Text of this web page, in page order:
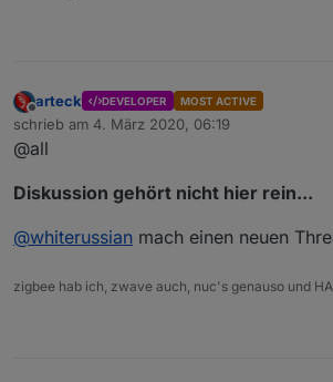
Offline
arteck DEVELOPER MOST ACTIVE
schrieb am 4. März 2020, 06:19
zuletzt editiert von
@all
Diskussion gehört nicht hier rein...
@whiterussian mach einen neuen
zigbee hab ich, zwave auch, nuc's genauso und